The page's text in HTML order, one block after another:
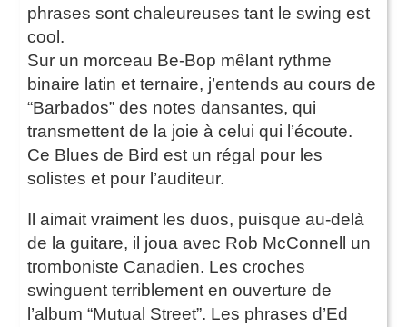
phrases sont chaleureuses tant le swing est
cool.
Sur un morceau Be-Bop mêlant rythme
binaire latin et ternaire, j’entends au cours de
“Barbados” des notes dansantes, qui
transmettent de la joie à celui qui l’écoute.
Ce Blues de Bird est un régal pour les
solistes et pour l’auditeur.
Il aimait vraiment les duos, puisque au-delà
de la guitare, il joua avec Rob McConnell un
tromboniste Canadien. Les croches
swinguent terriblement en ouverture de
l’album “Mutual Street”. Les phrases d’Ed